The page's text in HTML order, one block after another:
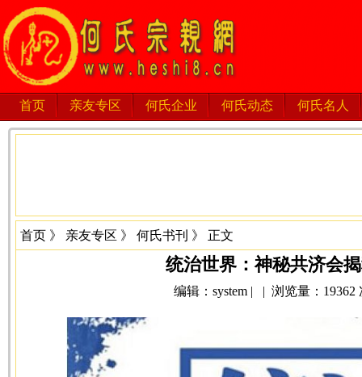
首页 亲友专区 何氏企业 何氏动态 何氏名人
首页 》 亲友专区 》 何氏书刊 》 正文
统治世界：神秘共济会
编辑：system | | 浏览量：19362